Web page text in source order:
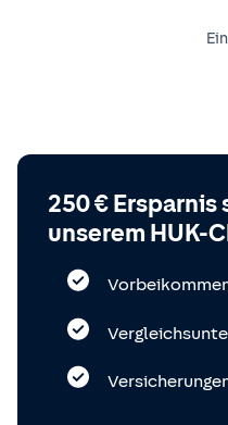
250 € Ersparnis
unserem HUK-